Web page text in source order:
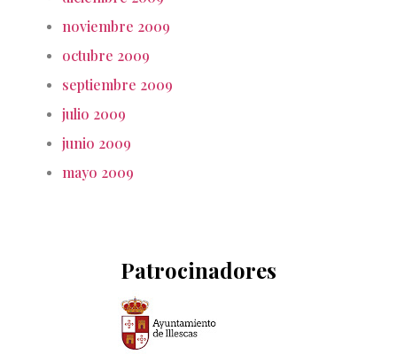
noviembre 2009
octubre 2009
septiembre 2009
julio 2009
junio 2009
mayo 2009
Patrocinadores